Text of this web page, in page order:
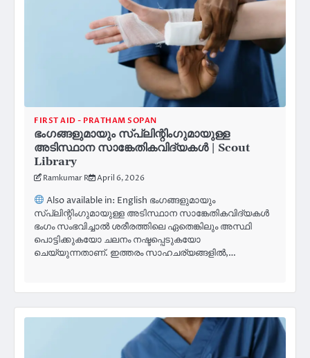
FIRST AID - PRATHAM SOPAN
ഭംഗങ്ങളുമായും സ്പ്ലിന്റിംഗുമായുള്ള
അടിസ്ഥാന സാങ്കേതികവിദ്യകൾ | Scout
Library
Ramkumar R April 6, 2026
Also available in: English ഭംഗങ്ങളുമായും
സ്പ്ലിന്റിംഗുമായുള്ള അടിസ്ഥാന സാങ്കേതികവിദ്യകൾ
ഭംഗം സംഭവിച്ചാൽ ശരീരത്തിലെ ഏതെങ്കിലും അസ്ഥി
പൊട്ടിക്കുകയോ ചലനം നഷ്ടപ്പെടുകയോ
ചെയ്യുന്നതാണ്. ഇത്തരം സാഹചര്യങ്ങളിൽ,…